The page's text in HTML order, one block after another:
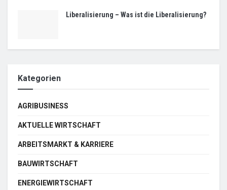
Liberalisierung – Was ist die Liberalisierung?
Kategorien
AGRIBUSINESS
AKTUELLE WIRTSCHAFT
ARBEITSMARKT & KARRIERE
BAUWIRTSCHAFT
ENERGIEWIRTSCHAFT